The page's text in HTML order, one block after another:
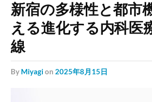
新宿の多様性と都市
える進化する内科医
線
by Miyagion 2025年8月15日